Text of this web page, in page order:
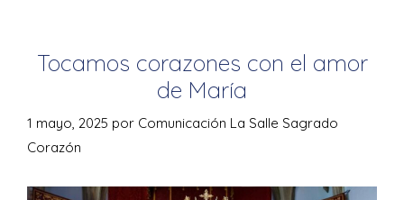
Tocamos corazones con el amor
de María
1 mayo, 2025 por Comunicación La Salle Sagrado
Corazón